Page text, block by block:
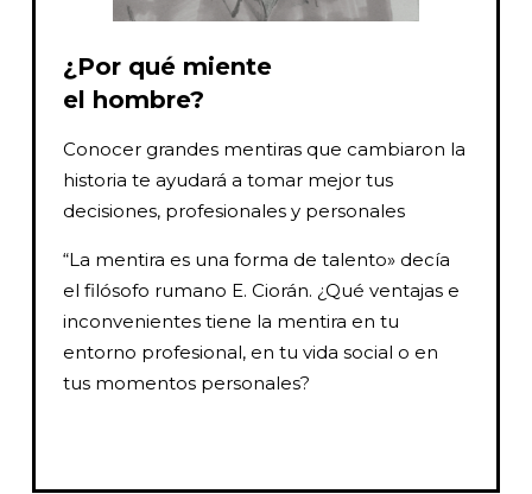
¿Por qué miente
el hombre?
Conocer grandes mentiras que cambiaron la
historia te ayudará a tomar mejor tus
decisiones, profesionales y personales
“La mentira es una forma de talento» decía
el filósofo rumano E. Ciorán. ¿Qué ventajas e
inconvenientes tiene la mentira en tu
entorno profesional, en tu vida social o en
tus momentos personales?